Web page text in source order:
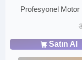
Profesyonel
Satın Al